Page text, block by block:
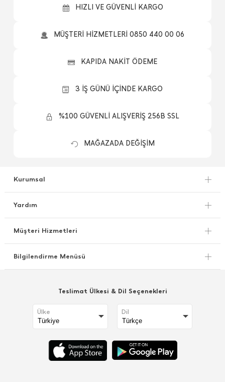
HIZLI VE GÜVENLİ KARGO
MÜŞTERİ HİZMETLERİ 0850 440 00 06
KAPIDA NAKİT ÖDEME
3 İŞ GÜNÜ İÇİNDE KARGO
%100 GÜVENLİ ALIŞVERİŞ 256B SSL
MAĞAZADA DEĞİŞİM
Kurumsal
Yardım
Müşteri Hizmetleri
Bilgilendirme Menüsü
Teslimat Ülkesi & Dil Seçenekleri
Ülke Dil